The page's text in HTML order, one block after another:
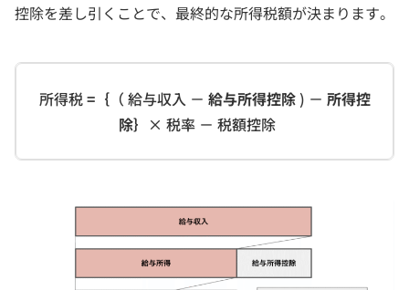
控除を差し引くことで、最終的な所得税額が決まります。
所得税=｛（ 給与収入 － 給与所得控除 ) － 所得控
除｝ × 税率 － 税額控除